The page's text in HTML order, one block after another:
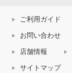
ご利用ガイド
お問い合わせ
店舗情報
サイトマップ